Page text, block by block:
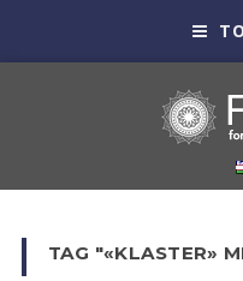
TAG "«KLASTER»